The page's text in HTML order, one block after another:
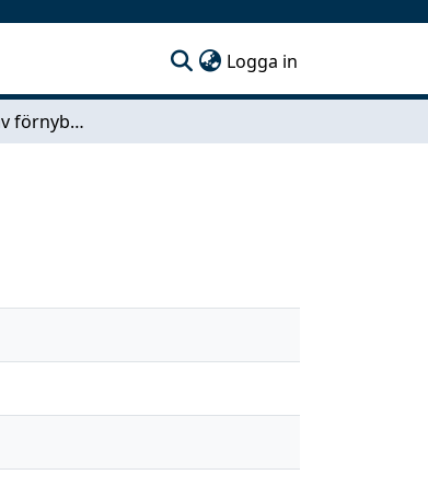
Logga in
Framställning av förnybart flygbränsle från alger